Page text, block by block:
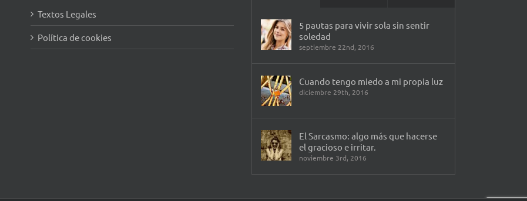
Textos Legales
Política de cookies
5 pautas para vivir sola sin sentir
soledad
septiembre 22nd, 2016
Cuando tengo miedo a mi propia luz
diciembre 29th, 2016
El Sarcasmo: algo más que hacerse
el gracioso e irritar.
noviembre 3rd, 2016